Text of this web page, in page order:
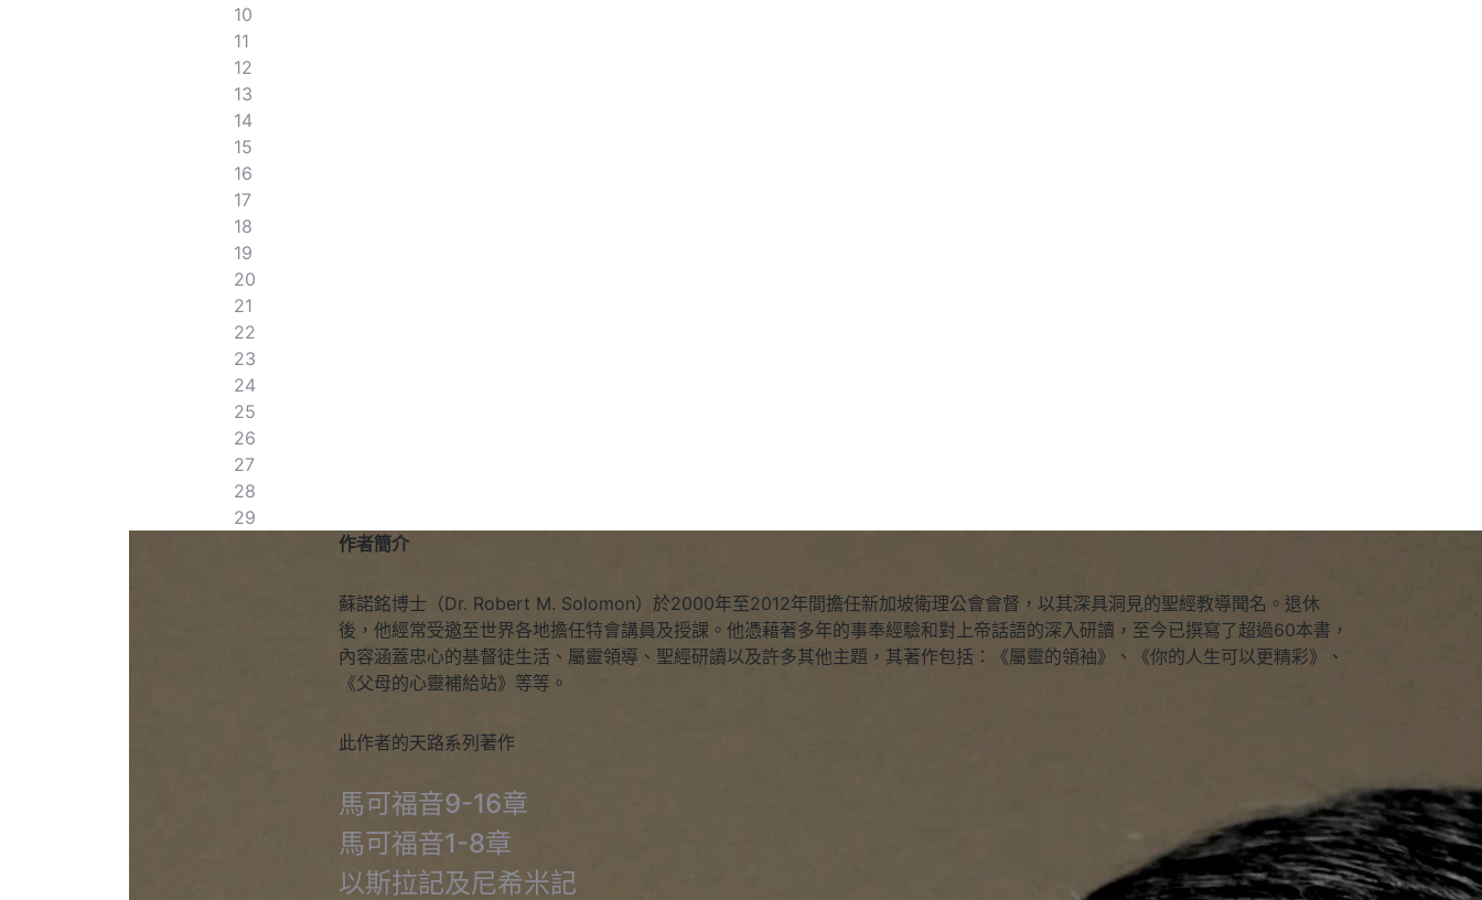
10
11
12
13
14
15
16
17
18
19
20
21
22
23
24
25
26
27
28
29
作者簡介
蘇諾銘博士（Dr. Robert M. Solomon）於2000年至2012年間擔任新加坡衛理公會會督，以其深具洞見的聖經教導聞名。退休
後，他經常受邀至世界各地擔任特會講員及授課。他憑藉著多年的事奉經驗和對上帝話語的深入研讀，至今已撰寫了超過60本書，
內容涵蓋忠心的基督徒生活、屬靈領導、聖經研讀以及許多其他主題，其著作包括：《屬靈的領袖》、《你的人生可以更精彩》、
《父母的心靈補給站》等等。
此作者的天路系列著作
馬可福音9-16章
馬可福音1-8章
以斯拉記及尼希米記